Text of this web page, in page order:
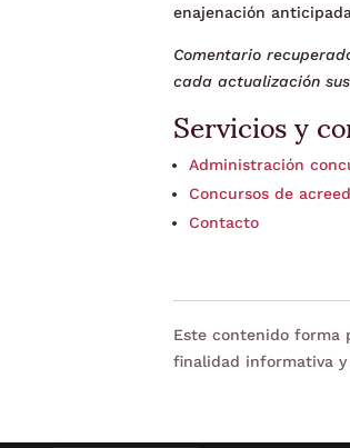
enajenación
Comentario
cada actualización
Servicios y
Administración
Concursos de
Contacto
Este contenido forma
finalidad informativa